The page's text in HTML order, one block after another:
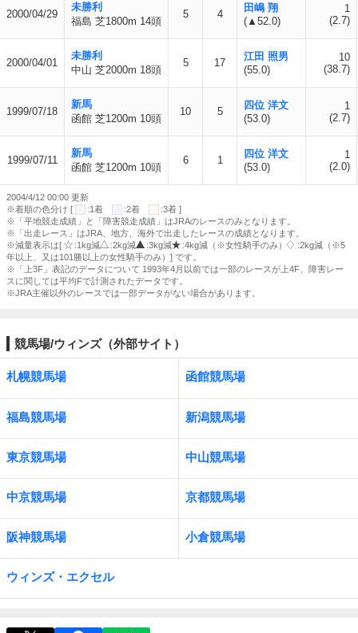
2000/04/29
未勝利
福島 芝1800m 14頭
5 4
田嶋 翔
(▲52.0)
1
(2.7)
2000/04/01
未勝利
中山 芝2000m 18頭
5 17
江田 照男
(55.0)
10
(38.7)
1999/07/18
新馬
函館 芝1200m 10頭
10 5
四位 洋文
(53.0)
1
(2.7)
1999/07/11
新馬
函館 芝1200m 10頭
6 1
四位 洋文
(53.0)
1
(2.0)
2004/4/12 00:00 更新
※着順の色分け [
:1着 :2着
:3着 ]
※「平地競走成績」と「障害競走成績」はJRAのレースのみとなります。
※「出走レース」はJRA、地方、海外で出走したレースの成績となります。
※減量表示は[
:1kg減 :2kg減 :3kg減 :4kg減（※女性騎手のみ）
:2kg減（※5
年以上、又は101勝以上の女性騎手のみ）] です。
※「上3F」表記のデータについて 1993年4月以前では一部のレースが上4F、障害レー
スに関しては平均Fで計測されたデータです。
※JRA主催以外のレースでは一部データがない場合があります。
競馬場/ウィンズ（外部サイト）
札幌競馬場 函館競馬場
福島競馬場 新潟競馬場
東京競馬場 中山競馬場
中京競馬場 京都競馬場
阪神競馬場 小倉競馬場
ウィンズ・エクセル